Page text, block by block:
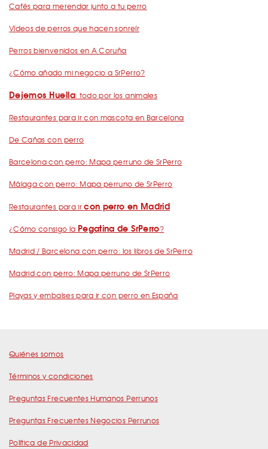
Cafés para merendar junto a tu perro
Vídeos de perros que hacen sonreír
Perros bienvenidos en A Coruña
¿Cómo añado mi negocio a SrPerro?
Dejemos Huella: todo por los animales
Restaurantes para ir con mascota en Barcelona
De Cañas con perro
Barcelona con perro: Mapa perruno de SrPerro
Málaga con perro: Mapa perruno de SrPerro
Restaurantes para ircon perro en Madrid
¿Cómo consigo la Pegatina de SrPerro?
Madrid / Barcelona con perro: los libros de SrPerro
Madrid con perro: Mapa perruno de SrPerro
Playas y embalses para ir con perro en España
Quiénes somos
Términos y condiciones
Preguntas Frecuentes Humanos Perrunos
Preguntas Frecuentes Negocios Perrunos
Política de Privacidad